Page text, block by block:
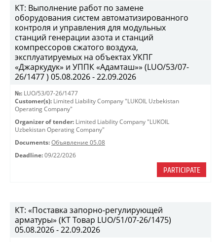
КТ: Выполнение работ по замене
оборудования систем автоматизированного
контроля и управления для модульных
станций генерации азота и станций
компрессоров сжатого воздуха,
эксплуатируемых на объектах УКПГ
«Джаркудук» и УППК «Адамташ»» (LUO/53/07-
26/1477 ) 05.08.2026 - 22.09.2026
№: LUO/53/07-26/1477
Customer(s): Limited Liability Company "LUKOIL Uzbekistan
Operating Company"
Organizer of tender: Limited Liability Company "LUKOIL
Uzbekistan Operating Company"
Documents: Объявление 05.08
Deadline: 09/22/2026
PARTICIPATE
КТ: «Поставка запорно-регулирующей
арматуры» (КТ Товар LUO/51/07-26/1475)
05.08.2026 - 22.09.2026